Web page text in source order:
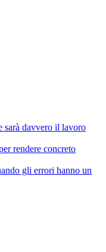
sarà davvero il lavoro
rendere concreto
gli errori hanno un